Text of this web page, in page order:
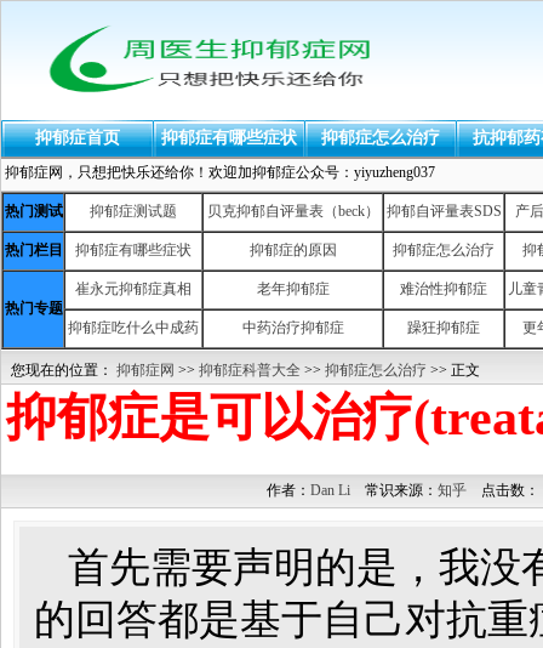
抑郁症首页 抑郁症有哪些症状 抑郁症怎么治疗 抗抑郁
抑郁症网，只想把快乐还给你！欢迎加抑郁症公众号：yiyuzheng037
热门测试 抑郁症测试题 贝克抑郁自评量表（beck） 抑郁自评量表SDS 产
热门栏目 抑郁症有哪些症状 抑郁症的原因 抑郁症怎么治疗 抑
热门专题
崔永元抑郁症真相 老年抑郁症 难治性抑郁症 儿童
抑郁症吃什么中成药 中药治疗抑郁症 躁狂抑郁症 更
您现在的位置： 抑郁症网 >> 抑郁症科普大全 >> 抑郁症怎么治疗 >> 正文
抑郁症是可以治疗
作者： Dan Li 常识来源： 知乎 点击数：
首先需要声明的是，我没
的回答都是基于自己对抗重